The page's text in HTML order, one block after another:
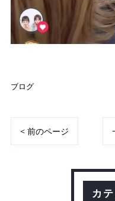
ブログ
< 前のページ
カ